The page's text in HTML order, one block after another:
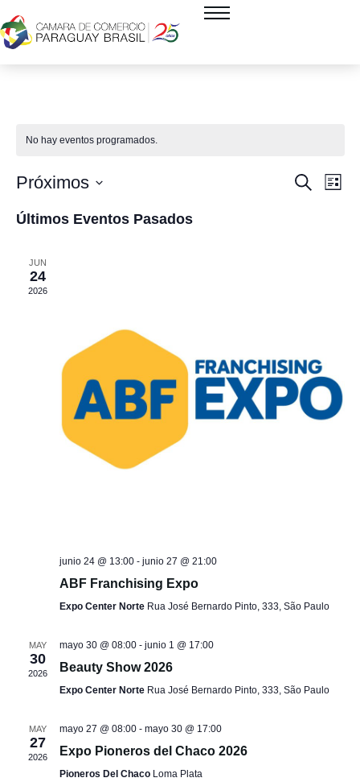
No hay eventos programados.
Buscar
Lista
Próximos
la
Últimos Eventos Pasados
JUN
24
2026
junio 24 @ 13:00- junio 27 @ 21:00
ABF Franchising Expo
Expo Center Norte Rua José Bernardo Pinto, 333, São Paulo
MAY
30
2026
mayo 30 @ 08:00- junio 1 @ 17:00
Beauty Show 2026
Expo Center Norte Rua José Bernardo Pinto, 333, São Paulo
MAY
27
2026
mayo 27 @ 08:00- mayo 30 @ 17:00
Expo Pioneros del Chaco 2026
Pioneros Del Chaco Loma Plata